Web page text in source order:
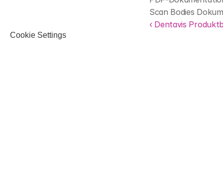
Scan Bodies
‹ Dentavis
Cookie Settings